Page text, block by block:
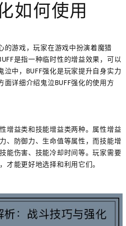
如何使用
的游戏，玩家在游戏中扮演着魔猎
是指一种临时性的增益效果，可以
中，BUFF强化是玩家提升自身实力
面详细介绍鬼泣BUFF强化的使用方
增益类和技能增益类两种。属性增益
、防御力、生命值等属性，而技能增
能伤害、技能冷却时间等。玩家需要
才能更好地选择和利用它们。